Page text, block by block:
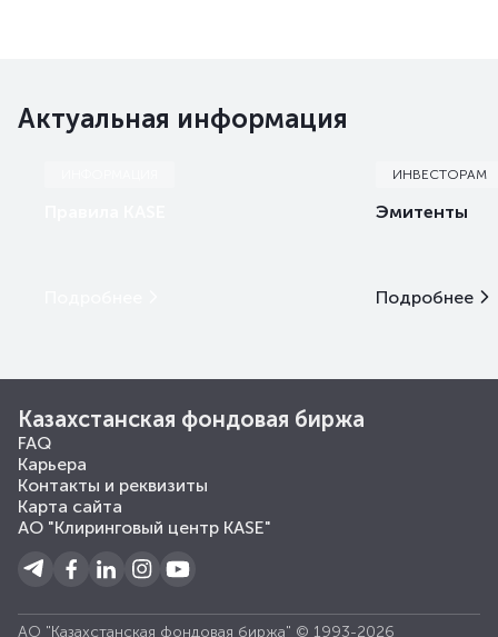
Актуальная информация
ИНВЕСТОРАМ
Эмитенты
Подробнее
Казахстанская фондовая биржа
FAQ
Карьера
Контакты и реквизиты
Карта сайта
АО "Клиринговый центр KASE"
АО "Казахстанская фондовая биржа" © 1993-2026